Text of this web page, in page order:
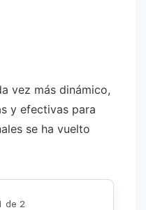
vez más dinámico,
y efectivas para
se ha vuelto
de 2